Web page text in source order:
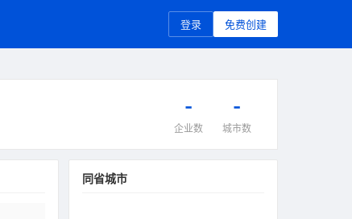
登录 免费创建
-
企业数
-
城市数
同省城市